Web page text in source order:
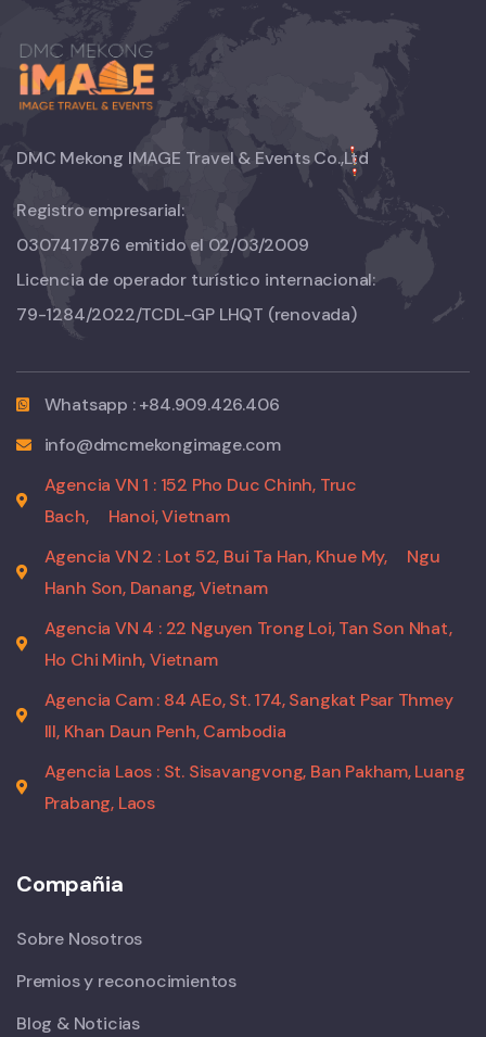
DMC Mekong IMAGE Travel & Events Co.,Ltd
Registro empresarial:
0307417876 emitido el 02/03/2009
Licencia de operador turístico internacional:
79-1284/2022/TCDL-GP LHQT (renovada)
Whatsapp : +84.909.426.406
info@dmcmekongimage.com
Agencia VN 1 : 152 Pho Duc Chinh, Truc
Bach,
Hanoi, Vietnam
Agencia VN 2 : Lot 52, Bui Ta Han, Khue My,
Ngu
Hanh Son, Danang, Vietnam
Agencia VN 4 : 22 Nguyen Trong Loi, Tan Son Nhat,
Ho Chi Minh, Vietnam
Agencia Cam : 84 AEo, St. 174, Sangkat Psar Thmey
III, Khan Daun Penh, Cambodia
Agencia Laos : St. Sisavangvong, Ban Pakham, Luang
Prabang, Laos
Compañia
Sobre Nosotros
Premios y reconocimientos
Blog & Noticias